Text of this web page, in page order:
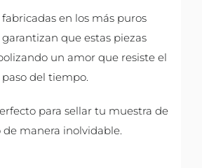
fabricadas en los más puros
que estas piezas
un amor que resiste el
paso del tiempo.
para sellar tu muestra de
de manera inolvidable.